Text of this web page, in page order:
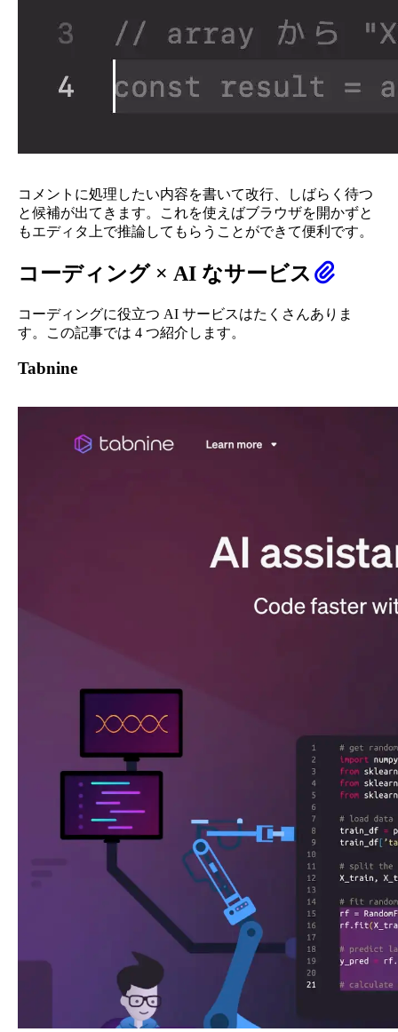
コメントに処理したい内容を書いて改行、しばらく待つ
と候補が出てきます。これを使えばブラウザを開かずと
もエディタ上で推論してもらうことができて便利です。
コーディング × AI なサービス
コーディングに役立つ AI サービスはたくさんありま
す。この記事では 4 つ紹介します。
Tabnine